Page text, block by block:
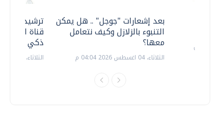
ترشيدا
قناة
ذكي
الثلاثاء، 14 يوليو 2026 06:11 م
بعد إشعارات "جوجل" .. هل يمكن
التنبوء بالزلازل وكيف نتعامل
معها؟
الثلاثاء، 04 اغسطس 2026 04:04 م